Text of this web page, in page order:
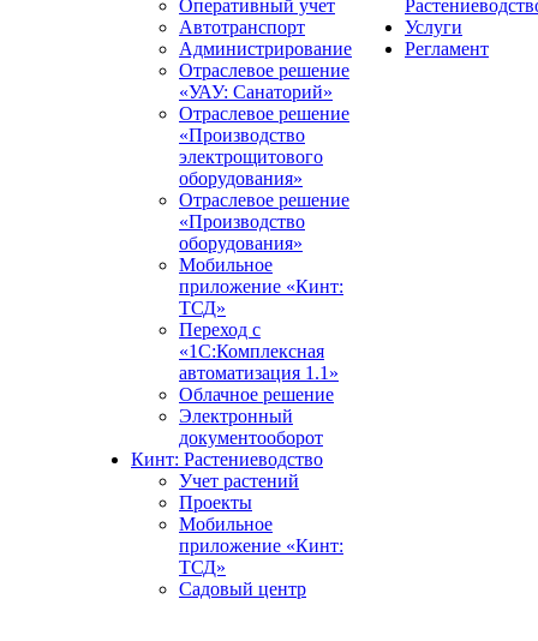
Оперативный учет
Автотранспорт
Администрирование
Отраслевое решение
«УАУ: Санаторий»
Отраслевое решение
«Производство
электрощитового
оборудования»
Отраслевое решение
«Производство
оборудования»
Мобильное
приложение «Кинт:
ТСД»
Переход с
«1С:Комплексная
автоматизация 1.1»
Облачное решение
Электронный
документооборот
Кинт: Растениеводство
Учет растений
Проекты
Мобильное
приложение «Кинт:
ТСД»
Садовый центр
Услуги
Регламент